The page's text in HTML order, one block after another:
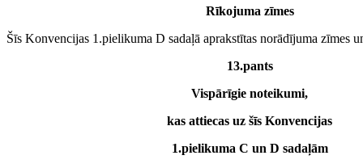
Rīkojuma zīmes
Šīs Konvencijas 1.pielikuma D sadaļā aprakstītas norādījuma zīmes
13.pants
Vispārīgie noteikumi,
kas attiecas uz šīs Konvencijas
1.pielikuma C un D sadaļām